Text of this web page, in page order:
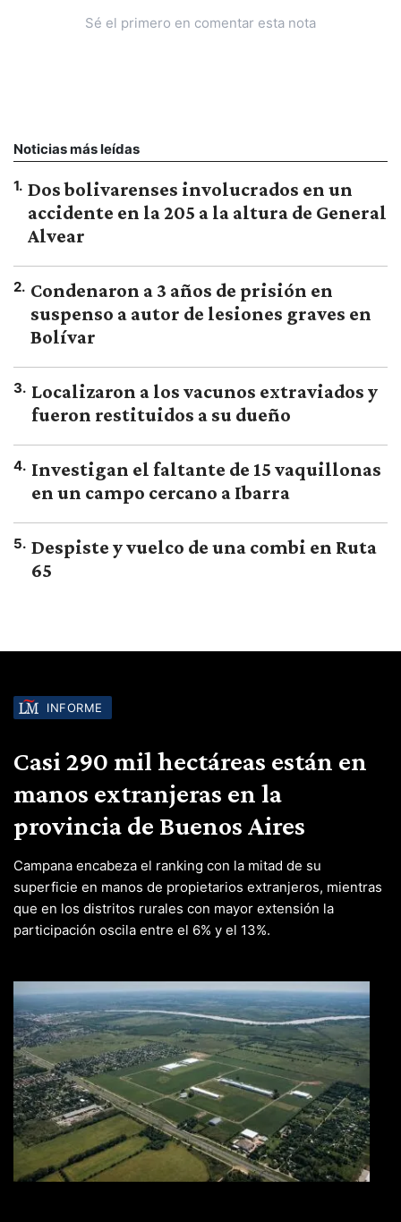
Sé el primero en comentar esta nota
Noticias más leídas
1. Dos bolivarenses involucrados en un
accidente en la 205 a la altura de General
Alvear
2. Condenaron a 3 años de prisión en
suspenso a autor de lesiones graves en
Bolívar
3. Localizaron a los vacunos extraviados y
fueron restituidos a su dueño
4. Investigan el faltante de 15 vaquillonas
en un campo cercano a Ibarra
5. Despiste y vuelco de una combi en Ruta
65
INFORME
Casi 290 mil hectáreas están en
manos extranjeras en la
provincia de Buenos Aires
Campana encabeza el ranking con la mitad de su
superficie en manos de propietarios extranjeros, mientras
que en los distritos rurales con mayor extensión la
participación oscila entre el 6% y el 13%.